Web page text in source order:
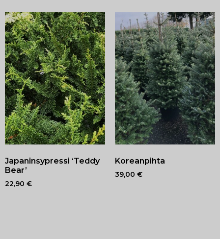
Japaninsypressi ‘Teddy
Bear’
22,90 €
Koreanpihta
39,00 €